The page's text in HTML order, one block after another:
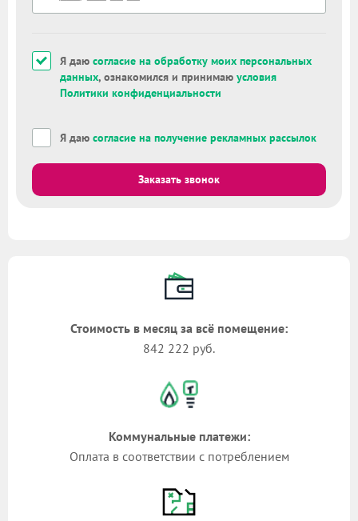
Я даю согласие на обработку моих персональных
данных, ознакомился и принимаю условия
Политики конфиденциальности
Я даю согласие на получение рекламных рассылок
Заказать звонок
Стоимость в месяц за всё помещение:
842 222 руб.
Коммунальные платежи:
Оплата в соответствии с потреблением